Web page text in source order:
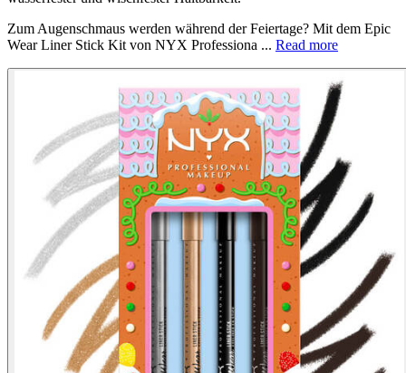
Zum Augenschmaus werden während der Feiertage? Mit dem Epic
Wear Liner Stick Kit von NYX Professiona ... Read more